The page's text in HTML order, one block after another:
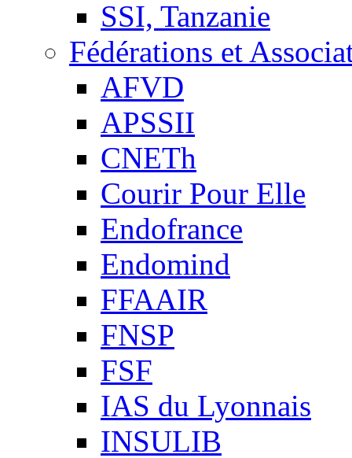
SSI, Tanzanie
Fédérations et
AFVD
APSSII
CNETh
Courir Pour Elle
Endofrance
Endomind
FFAAIR
FNSP
FSF
IAS du Lyonnais
INSULIB